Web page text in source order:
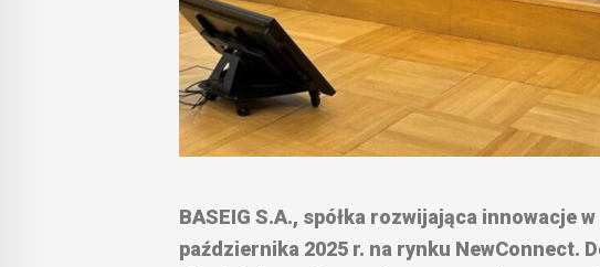
BASEIG S.A., spółka rozwijająca innowacje
października 2025 r. na rynku NewConnect.